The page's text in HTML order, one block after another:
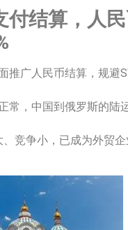
付结算，人
推广人民币结算，规避
常，中国到俄罗斯的陆
竞争小，已成为外贸